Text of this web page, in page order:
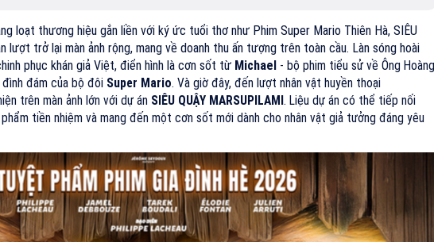
loạt thương hiệu gắn liền với ký ức tuổi thơ như Phim Super Mario Thiên Hà, SIÊU
lượt trở lại màn ảnh rộng, mang về doanh thu ấn tượng trên toàn cầu. Làn sóng hoài
phục khán giả Việt, điển hình là cơn sốt từ Michae - bộ phim tiểu sử về Ông Hoàng
đình đám của bộ đôi Super Mario. Và giờ đây, đến lượt nhân vật huyền thoại
trên màn ảnh lớn với dự án SIÊU QUẬY MARSUPILAMI . Liệu dự án có thể tiếp nối
tiền nhiệm và mang đến một cơn sốt mới dành cho nhân vật giả tưởng đáng yêu